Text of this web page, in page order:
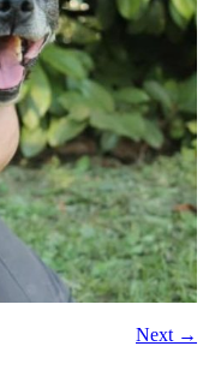
Next →